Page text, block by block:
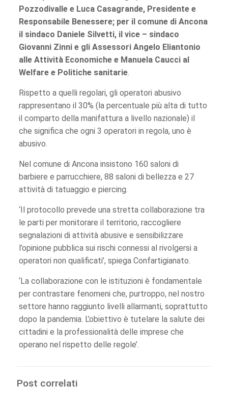
Pozzodivalle e Luca Casagrande, Presidente e
Responsabile Benessere; per il comune di Ancona
il sindaco Daniele Silvetti, il vice – sindaco
Giovanni Zinni e gli Assessori Angelo Eliantonio
alle Attività Economiche e Manuela Caucci al
Welfare e Politiche sanitarie.
Rispetto a quelli regolari, gli operatori abusivo
rappresentano il 30% (la percentuale più alta di tutto
il comparto della manifattura a livello nazionale) il
che significa che ogni 3 operatori in regola, uno è
abusivo.
Nel comune di Ancona insistono 160 saloni di
barbiere e parrucchiere, 88 saloni di bellezza e 27
attività di tatuaggio e piercing.
‘Il protocollo prevede una stretta collaborazione tra
le parti per monitorare il territorio, raccogliere
segnalazioni di attività abusive e sensibilizzare
l’opinione pubblica sui rischi connessi al rivolgersi a
operatori non qualificati’, spiega Confartigianato.
‘La collaborazione con le istituzioni è fondamentale
per contrastare fenomeni che, purtroppo, nel nostro
settore hanno raggiunto livelli allarmanti, soprattutto
dopo la pandemia. L’obiettivo è tutelare la salute dei
cittadini e la professionalità delle imprese che
operano nel rispetto delle regole’.
Post correlati